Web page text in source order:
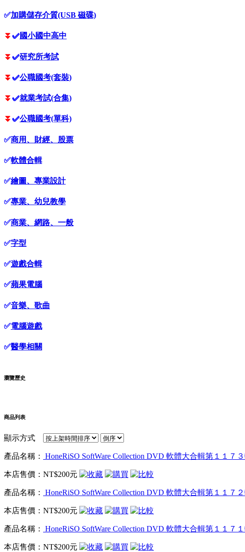
✅加購儲存介質(USB 磁碟)
⏬ ✅國小國中高中
⏬ ✅研究所考試
⏬ ✅公職國考(套裝)
⏬ ✅就業考試(合集)
⏬ ✅公職國考(單科)
✅商用、財經、股票
✅軟體合輯
✅繪圖、專業設計
✅專業、幼兒教學
✅商業、網路、一般
✅字型
✅遊戲合輯
✅蘋果電腦
✅音樂、歌曲
✅電腦遊戲
✅醫學相關
瀏覽歷史
商品列表
顯示方式
產品名稱： HoneRiSO SoftWare Collection DVD 軟體大合輯第１１７
本店售價： NT$200元
產品名稱： HoneRiSO SoftWare Collection DVD 軟體大合輯第１１７
本店售價： NT$200元
產品名稱： HoneRiSO SoftWare Collection DVD 軟體大合輯第１１７
本店售價： NT$200元